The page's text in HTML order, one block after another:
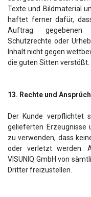
Texte und Bildmaterial
haftet ferner dafür,
Auftrag gegebenen
Schutzrechte oder
Inhalt nicht gegen
die guten Sitten verstößt.
13. Rechte und
Der Kunde verpflichtet
gelieferten Erzeugnisse
zu verwenden, dass
oder verletzt werden.
VISUNIQ GmbH von
Dritter freizustellen.